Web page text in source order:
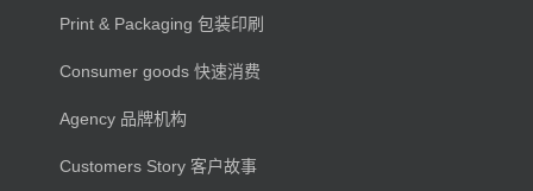
Print & Packaging 包装印刷
Consumer goods 快速消费
Agency 品牌机构
Customers Story 客户故事